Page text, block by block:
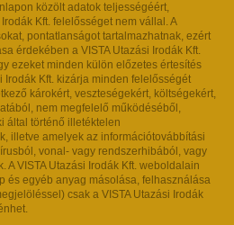
közölt adatok teljességéért,
Kft. felelősséget nem vállal. A
pontatlanságot tartalmazhatnak, ezért
érdekében a VISTA Utazási Irodák Kft.
ezeket minden külön előzetes értesítés
Irodák Kft. kizárja minden felelősségét
károkért, veszteségekért, költségekért,
nem megfelelő működéséből,
által történő illetéktelen
illetve amelyek az információtovábbítási
vonal- vagy rendszerhibából, vagy
A VISTA Utazási Irodák Kft. weboldalain
és egyéb anyag másolása, felhasználása
csak a VISTA Utazási Irodák